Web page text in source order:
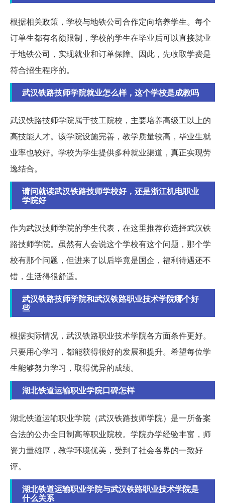
根据相关政策，学校与地铁公司合作定向培养学生。每个
订单生都有名额限制，学校的学生在毕业后可以直接就业
于地铁公司，实现就业和订单保障。因此，先收取学费是
符合招生程序的。
武汉铁路技师学院就业怎么样，这个学校是成教吗
武汉铁路技师学院属于技工院校，主要培养高级工以上的
高技能人才。该学院设施完善，教学质量较高，毕业生就
业率也较好。学校为学生提供多种就业渠道，真正实现劳
逸结合。
请问就读武汉铁路技师学校好，还是浙江机电职业
学院好
作为武汉技师学院的学生代表，在这里推荐你选择武汉铁
路技师学院。虽然有人会说这个学校有这个问题，那个学
校有那个问题，但进来了以后毕竟是国企，福利待遇还不
错，生活得很舒适。
武汉铁路技师学院和武汉铁路职业技术学院哪个好
些
根据实际情况，武汉铁路职业技术学院各方面条件更好。
只要用心学习，都能获得很好的发展和提升。希望每位学
生能够努力学习，取得优异的成绩。
湖北铁道运输职业学院口碑怎样
湖北铁道运输职业学院（武汉铁路技师学院）是一所备案
合法的公办全日制高等职业院校。学院办学经验丰富，师
资力量雄厚，教学环境优美，受到了社会各界的一致好
评。
湖北铁道运输职业学院与武汉铁路职业技术学院是
什么关系